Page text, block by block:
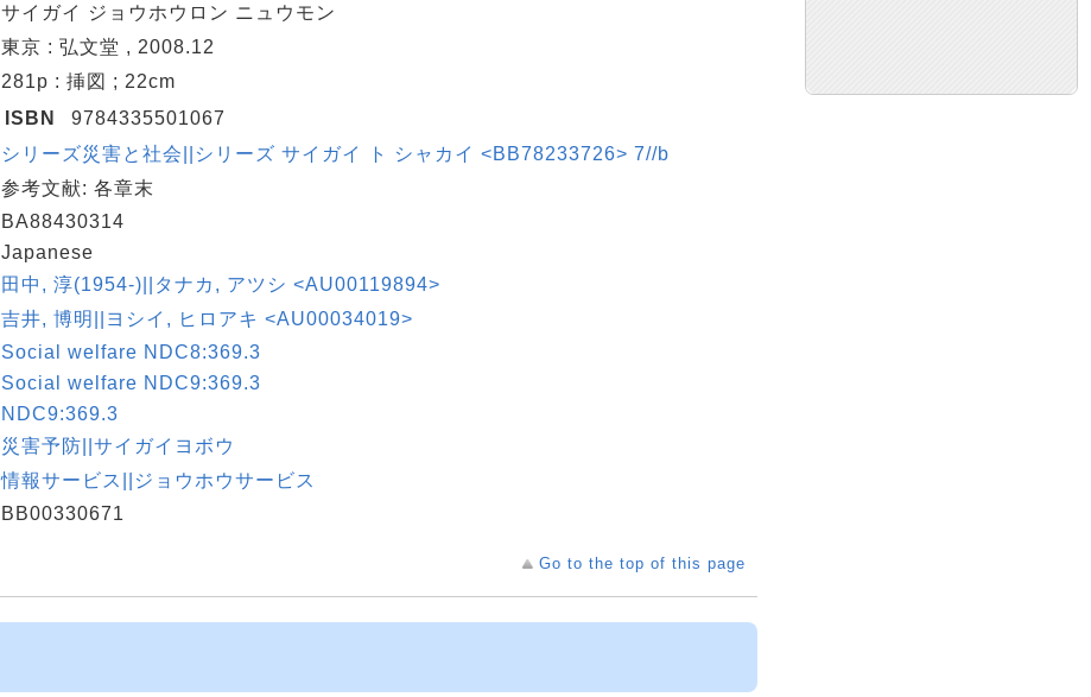
サイガイ ジョウホウロン ニュウモン
東京 : 弘文堂 , 2008.12
281p : 挿図 ; 22cm
ISBN
9784335501067
シリーズ災害と社会||シリーズ サイガイ ト シャカイ <BB78233726> 7//b
参考文献: 各章末
BA88430314
Japanese
田中, 淳(1954-)||タナカ, アツシ <AU00119894>
吉井, 博明||ヨシイ, ヒロアキ <AU00034019>
Social welfare NDC8:369.3
Social welfare NDC9:369.3
NDC9:369.3
災害予防||サイガイヨボウ
情報サービス||ジョウホウサービス
BB00330671
Go to the top of this page